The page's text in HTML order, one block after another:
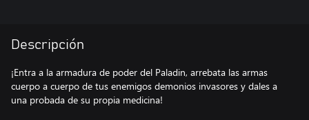
Descripción
¡Entra a la armadura de poder del Paladin, arrebata las armas
cuerpo a cuerpo de tus enemigos demonios invasores y dales a
una probada de su propia medicina!